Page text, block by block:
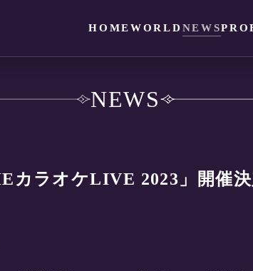
HOMEWORLD NEWS
NEWS
カラオケLIVE 2023」開催決